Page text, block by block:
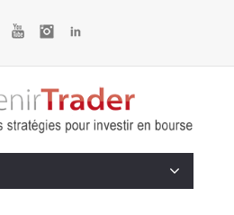
FacebookYouTubeInstagram